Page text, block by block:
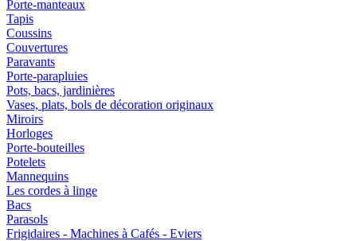
Porte-manteaux
Tapis
Coussins
Couvertures
Paravants
Porte-parapluies
Pots, bacs, jardinières
Vases, plats, bols de décoration originaux
Miroirs
Horloges
Porte-bouteilles
Potelets
Mannequins
Les cordes à linge
Bacs
Parasols
Frigidaires - Machines à Cafés - Eviers